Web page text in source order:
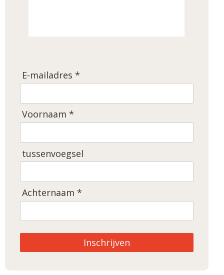
E-mailadres *
Voornaam *
tussenvoegsel
Achternaam *
Inschrijven